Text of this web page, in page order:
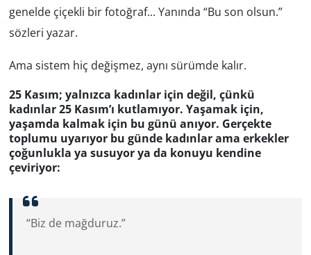
genelde çiçekli bir fotoğraf... Yanında “Bu son olsun.”
sözleri yazar.
Ama sistem hiç değişmez, aynı sürümde kalır.
25 Kasım; yalnızca kadınlar için değil, çünkü
kadınlar 25 Kasım’ı kutlamıyor. Yaşamak için,
yaşamda kalmak için bu günü anıyor. Gerçekte
toplumu uyarıyor bu günde kadınlar ama erkekler
çoğunlukla ya susuyor ya da konuyu kendine
çeviriyor:
“Biz de mağduruz.”